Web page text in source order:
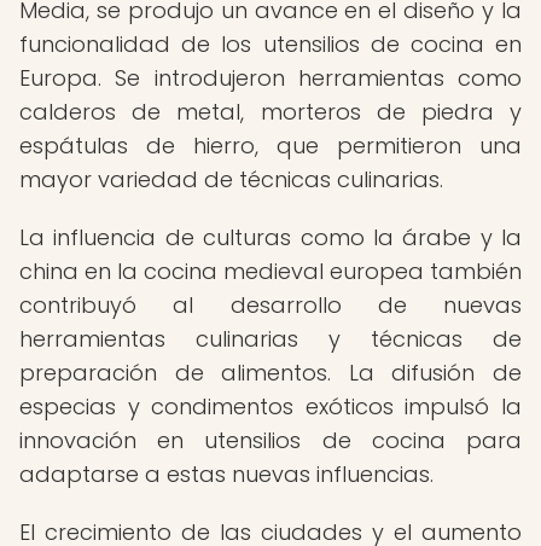
Media, se produjo un avance en el diseño y la
funcionalidad de los utensilios de cocina en
Europa. Se introdujeron herramientas como
calderos de metal, morteros de piedra y
espátulas de hierro, que permitieron una
mayor variedad de técnicas culinarias.
La influencia de culturas como la árabe y la
china en la cocina medieval europea también
contribuyó al desarrollo de nuevas
herramientas culinarias y técnicas de
preparación de alimentos. La difusión de
especias y condimentos exóticos impulsó la
innovación en utensilios de cocina para
adaptarse a estas nuevas influencias.
El crecimiento de las ciudades y el aumento